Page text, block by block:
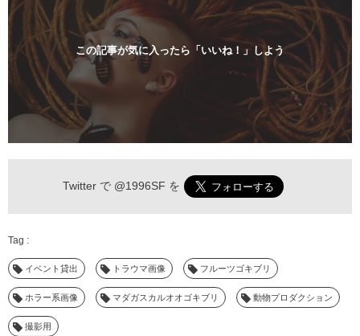
この記事が気に入ったら「いいね！」しよう
Twitter で @1996SF を
イベント貸出 トラウマ画像 フルーツゴキブリ
ホラー系画像 マダガスカルオオゴキブリ 動物プロダクション
撮影用